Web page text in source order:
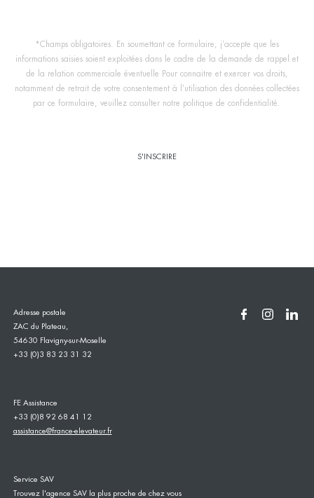
*Champs obligatoires. En soumettant ce formulaire, j’accepte que les
informations saisies soient exploitées dans le cadre de la demande de rappel et
de la relation commerciale éventuelle Pour connaitre et exercer vos droits,
notamment de retrait de votre consentement à l’utilisation des données collectées
par ce formulaire, veuillez consulter notre politique de confidentialité.
Adresse postale
ZAC du Plateau,
54630 Flavigny-sur-Moselle
+33 (0)3 83 23 31 32
FE Assistance
+33 (0)8 92 68 41 12
assistance@france-elevateur.fr
Service SAV
Trouvez l'agence SAV la plus proche de chez vous